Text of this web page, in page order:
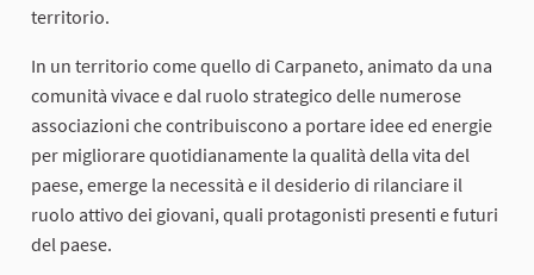
territorio.
In un territorio come quello di Carpaneto, animato da una
comunità vivace e dal ruolo strategico delle numerose
associazioni che contribuiscono a portare idee ed energie
per migliorare quotidianamente la qualità della vita del
paese, emerge la necessità e il desiderio di rilanciare il
ruolo attivo dei giovani, quali protagonisti presenti e futuri
del paese.